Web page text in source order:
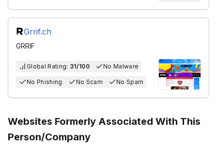
Grrif.ch
GRRIF
Global Rating: 31/100 No Malware
No Phishing No Scam No Spam
Websites Formerly Associated With This
Person/Company